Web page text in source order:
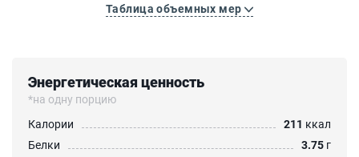
Таблица объемных мер
Энергетическая ценность
*на одну порцию
Калории
211 ккал
Белки
3.75 г